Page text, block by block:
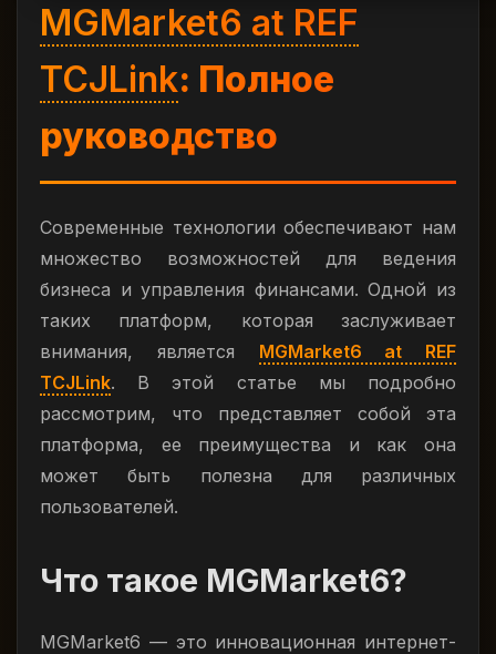
MGMarket6 at REF
TCJLink: Полное
руководство
Современные технологии обеспечивают нам
множество возможностей для ведения
бизнеса и управления финансами. Одной из
таких платформ, которая заслуживает
внимания, является MGMarket6 at REF
TCJLink. В этой статье мы подробно
рассмотрим, что представляет собой эта
платформа, ее преимущества и как она
может быть полезна для различных
пользователей.
Что такое MGMarket6?
MGMarket6 — это инновационная интернет-